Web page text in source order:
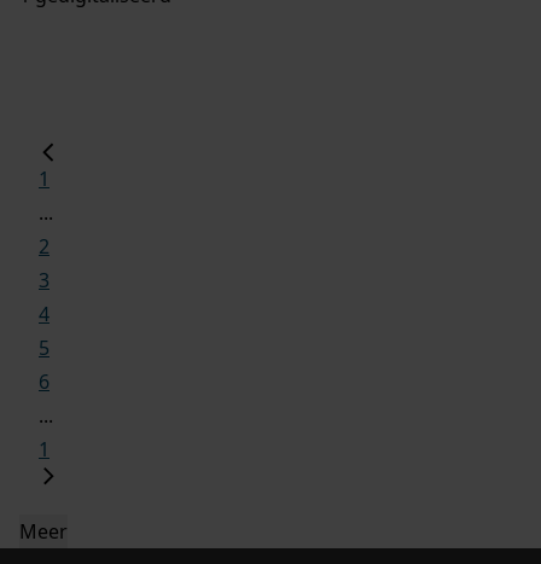
1
...
2
3
4
5
6
...
1
Meer